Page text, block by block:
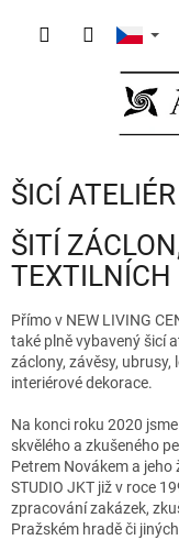
ŠICÍ ATELIÉR
ŠITÍ
TEXTILNÍCH
Přímo v NEW LIVING
také plně vybavený šicí
záclony, závěsy,
interiérové dekorace.
Na konci roku 2020
skvělého a zkušeného
Petrem Novákem a
STUDIO JKT již v roce
zpracování zakázek,
Pražském hradě či